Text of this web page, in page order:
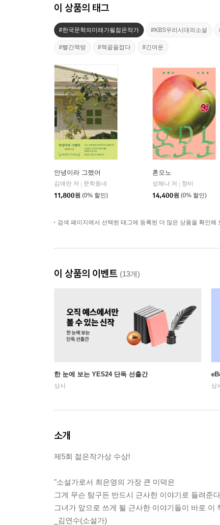
이 상품의 태그
#한국문학의미래가될젊은작가 #KBS우리시대의소설
#빨간책방 #책끝을접다 #긴여운
안녕이라 그랬어
김애란 저 | 문학동네
11,800원 (0% 할인)
혼모노
성해나 저 | 창비
14,400원 (0% 할인)
검색 페이지에서 선택된 태그에 등록된 더 많은 상품을 확인해
이 상품의 이벤트 (13개)
한 눈에 보는 YES24 단독 선출간
상시 상
소개
제5회 젊은작가상 수상!
"소설가로서 최은영의 가장 큰 미덕은
그게 무슨 탐구든 반드시 근사한 이야기로 들려준
그녀가 앞으로 쓰게 될 근사한 이야기들이 바로 이
_김연수(소설가)